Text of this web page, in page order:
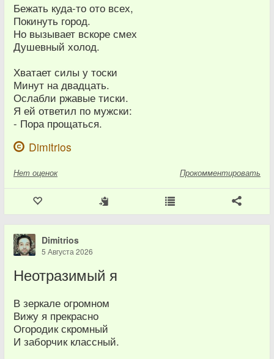
Бежать куда-то ото всех,
Покинуть город.
Но вызывает вскоре смех
Душевный холод.
Хватает силы у тоски
Минут на двадцать.
Ослабли ржавые тиски.
Я ей ответил по мужски:
- Пора прощаться.
Dimitrios
Нет оценок Прокомментировать
Dimitrios
5 Августа 2026
Неотразимый я
В зеркале огромном
Вижу я прекрасно
Огородик скромный
И заборчик классный.